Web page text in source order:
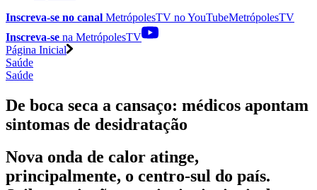
Inscreva-se no canal MetrópolesTV noYouTubeMetrópolesTV
Inscreva-se na MetrópolesTV
Página Inicial
Saúde
Saúde
De boca seca a cansaço: médicos apontam
sintomas de desidratação
Nova onda de calor atinge,
principalmente, o centro-sul do país.